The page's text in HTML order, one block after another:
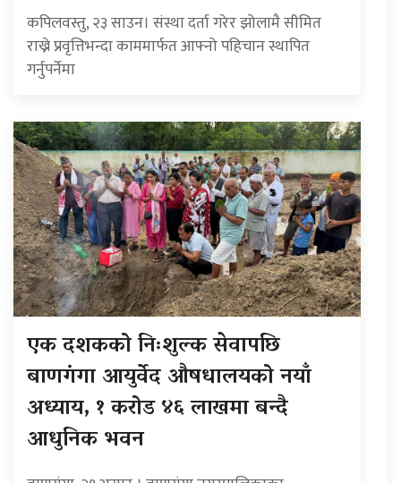
कपिलवस्तु, २३ साउन। संस्था दर्ता गरेर झोलामै सीमित
राख्ने प्रवृत्तिभन्दा काममार्फत आफ्नो पहिचान स्थापित
गर्नुपर्नेमा
एक दशकको निःशुल्क सेवापछि
बाणगंगा आयुर्वेद औषधालयको नयाँ
अध्याय, १ करोड ४६ लाखमा बन्दै
आधुनिक भवन